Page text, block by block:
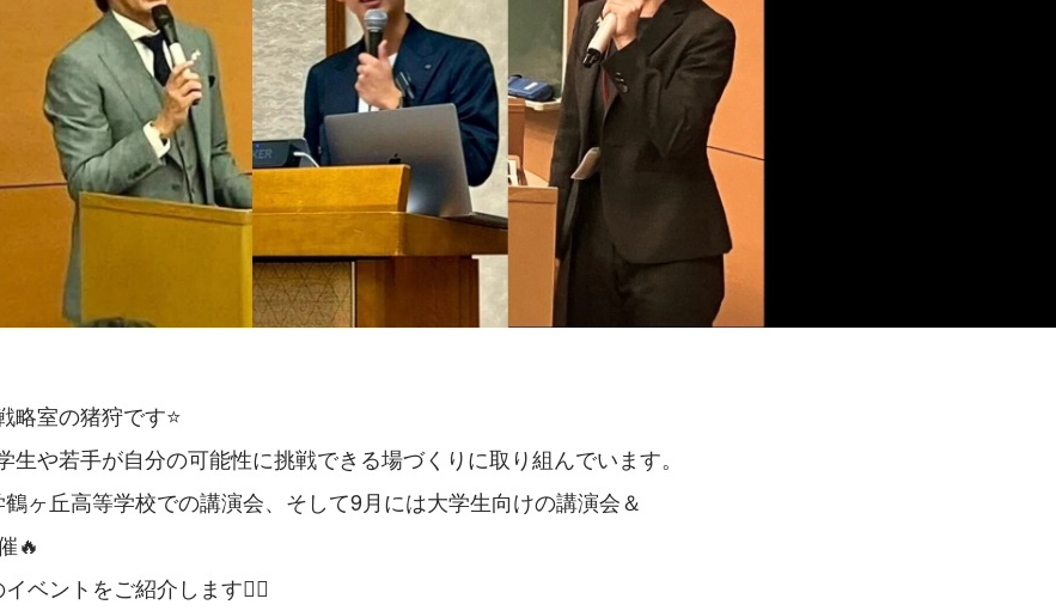
略室の猪狩です⭐
生や若手が自分の可能性に挑戦できる場づくりに取り組んでいます。
ヶ丘高等学校での講演会、そして9月には大学生向けの講演会＆
🔥
ベントをご紹介します💁‍♂️